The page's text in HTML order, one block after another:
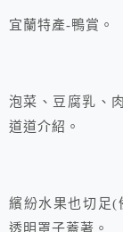
宜蘭特產-鴨賞。
泡菜、豆腐乳、
道道介紹。
繽紛水果也切足(
透明罩子蓋著。